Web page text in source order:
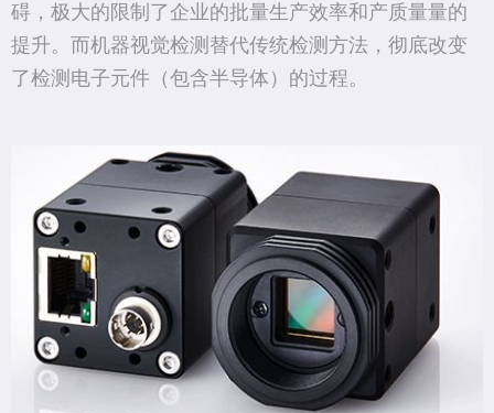
碍，极大的限制了企业的批量生产效率和产质量量的
提升。而机器视觉检测替代传统检测方法，彻底改变
了检测电子元件（包含半导体）的过程。